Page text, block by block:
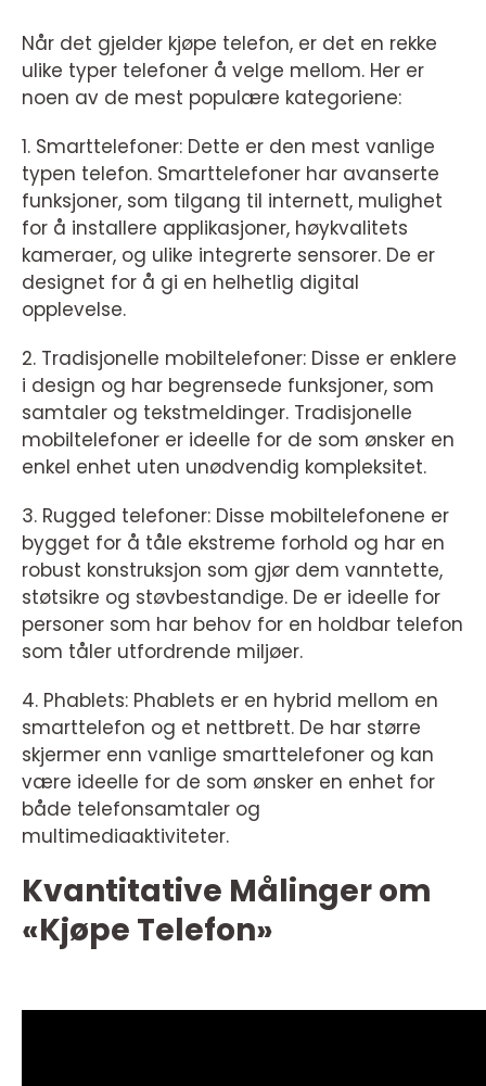
Når det gjelder kjøpe telefon, er det en rekke
ulike typer telefoner å velge mellom. Her er
noen av de mest populære kategoriene:
1. Smarttelefoner: Dette er den mest vanlige
typen telefon. Smarttelefoner har avanserte
funksjoner, som tilgang til internett, mulighet
for å installere applikasjoner, høykvalitets
kameraer, og ulike integrerte sensorer. De er
designet for å gi en helhetlig digital
opplevelse.
2. Tradisjonelle mobiltelefoner: Disse er enklere
i design og har begrensede funksjoner, som
samtaler og tekstmeldinger. Tradisjonelle
mobiltelefoner er ideelle for de som ønsker en
enkel enhet uten unødvendig kompleksitet.
3. Rugged telefoner: Disse mobiltelefonene er
bygget for å tåle ekstreme forhold og har en
robust konstruksjon som gjør dem vanntette,
støtsikre og støvbestandige. De er ideelle for
personer som har behov for en holdbar telefon
som tåler utfordrende miljøer.
4. Phablets: Phablets er en hybrid mellom en
smarttelefon og et nettbrett. De har større
skjermer enn vanlige smarttelefoner og kan
være ideelle for de som ønsker en enhet for
både telefonsamtaler og
multimediaaktiviteter.
Kvantitative Målinger om
«Kjøpe Telefon»